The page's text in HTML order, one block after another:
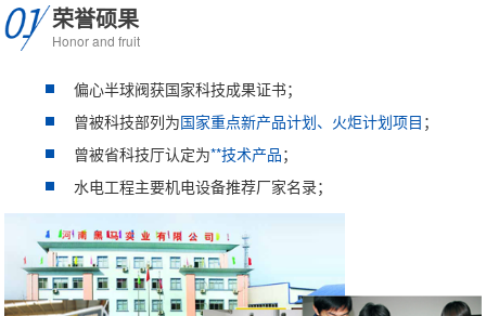
荣誉硕果
Honor and fruit
偏心半球阀获国家科技成果证书；
曾被科技部列为国家重点新产品计划、火炬计划项目 ；
曾被省科技厅认定为**技术产品；
水电工程主要机电设备推荐厂家名录；